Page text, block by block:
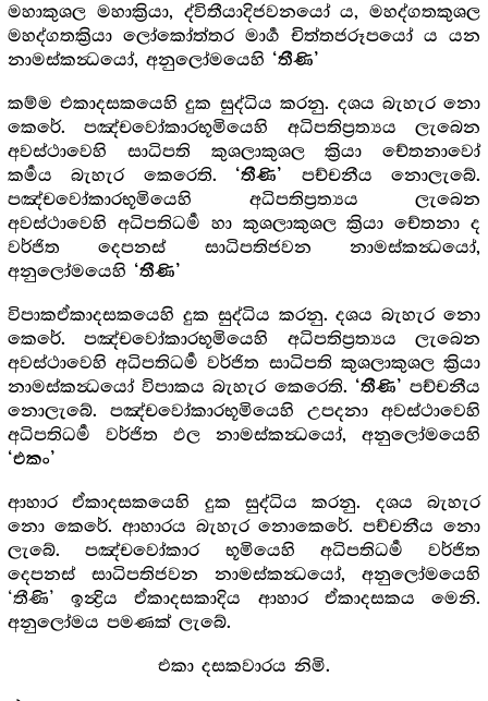
මහාකුශල මහාක්‍රියා, ද්විතීයාදිජවනයෝ ය, මහද්ගතකුශල
මහද්ගතක්‍රියා ලෝකෝත්තර මාර්‍ග චිත්තජරූපයෝ ය යන
නාමස්කන්‍ධයෝ, අනුලෝමයෙහි ‘තීණි’
කම්ම එකාදසකයෙහි දුක සුද්ධිය කරනු. දශය බැහැර නො
කෙරේ. පඤ්චවෝකාරභූමියෙහි අධිපතිප්‍රත්‍යය ලැබෙන
අවස්ථාවෙහි සාධිපති කුශලාකුශල ක්‍රියා චේතනාවෝ
කර්‍මය බැහැර කෙරෙති. ‘තීණි’ පච්චනීය නොලැබේ.
පඤ්චවෝකාරභූමියෙහි අධිපතිප්‍රත්‍යය ලැබෙන
අවස්ථාවෙහි අධිපතිධර්‍ම හා කුශලාකුශල ක්‍රියා චේතනා ද
වර්ජිත දෙපනස් සාධිපතිජවන නාමස්කන්‍ධයෝ,
අනුලෝමයෙහි ‘තීණි’
විපාකඒකාදසකයෙහි දුක සුද්ධිය කරනු. දශය බැහැර නො
කෙරේ. පඤ්චවෝකාරභූමියෙහි අධිපතිප්‍රත්‍යය ලැබෙන
අවස්ථාවෙහි අධිපතිධර්‍ම වර්ජිත සාධිපති කුශලාකුශල ක්‍රියා
නාමස්කන්‍ධයෝ විපාකය බැහැර කෙරෙති. ‘තීණි’ පච්චනීය
නොලැබේ. පඤ්චවෝකාරභූමියෙහි උපදනා අවස්ථාවෙහි
අධිපතිධර්‍ම වර්ජිත ඵල නාමස්කන්‍ධයෝ, අනුලෝමයෙහි
‘එකං’
ආහාර ඒකාදසකයෙහි දුක සුද්ධිය කරනු. දශය බැහැර
නො කෙරේ. ආහාරය බැහැර නොකෙරේ. පච්චනීය නො
ලැබේ. පඤ්චවෝකාර භූමියෙහි අධිපතිධර්‍ම වර්ජිත
දෙපනස් සාධිපතිජවන නාමස්කන්‍ධයෝ, අනුලෝමයෙහි
‘තීණි’ ඉන්‍ද්‍රිය ඒකාදසකාදිය ආහාර ඒකාදසකය මෙනි.
අනුලෝමය පමණක් ලැබේ.
එකා දසකවාරය නිමි.